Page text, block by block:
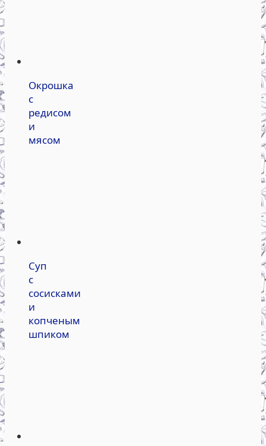
Окрошка
с
редисом
и
мясом
Суп
с
сосисками
и
копченым
шпиком